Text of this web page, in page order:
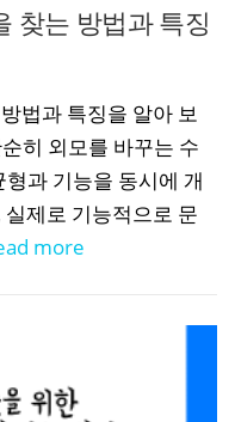
찾는 방법과 특징
법과 특징을 알아 보
히 외모를 바꾸는 수
과 기능을 동시에 개
제로 기능적으로 문
more